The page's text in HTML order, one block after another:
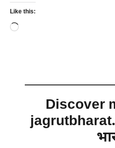
Like this:
Loading…
Discover